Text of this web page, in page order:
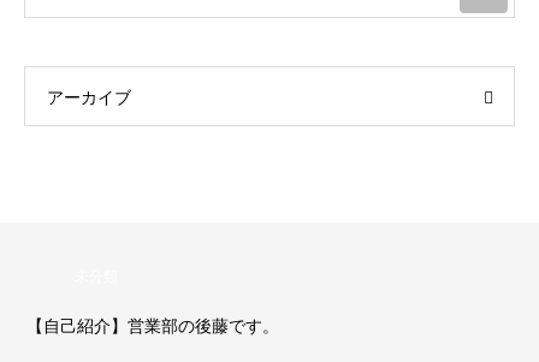
アーカイブ
【自己紹介】営業部の後藤です。